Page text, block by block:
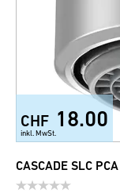
CHF 18.00
inkl. MwSt.
CASCADE SLC